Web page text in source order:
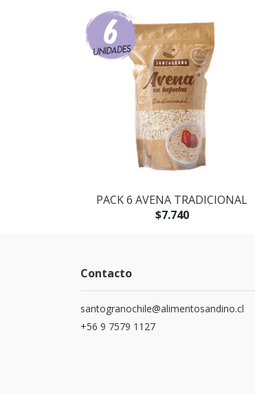
PACK 6 AVENA TRADICIONAL
$7.740
Contacto
santogranochile@alimentosandino.cl
+56 9 7579 1127